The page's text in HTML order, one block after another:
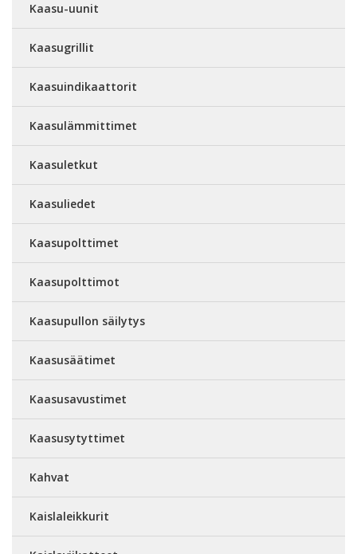
Kaasu-uunit
Kaasugrillit
Kaasuindikaattorit
Kaasulämmittimet
Kaasuletkut
Kaasuliedet
Kaasupolttimet
Kaasupolttimot
Kaasupullon säilytys
Kaasusäätimet
Kaasusavustimet
Kaasusytyttimet
Kahvat
Kaislaleikkurit